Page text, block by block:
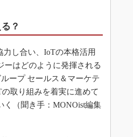
？
し合い、IoTの本格活用
ーはどのように発揮される
ープ セールス＆マーケテ
取り組みを着実に進めて
く（聞き手：MONOist編集